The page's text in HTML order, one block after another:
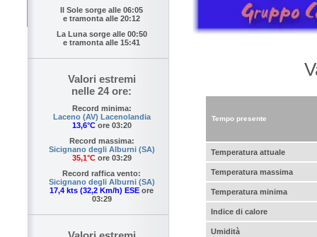
Il Sole sorge alle 06:05
e tramonta alle 20:12
La Luna sorge alle 00:50
e tramonta alle 15:41
Valori estremi
nelle 24 ore:
Record minima:
Laceno (AV) Lacenolandia
13,6°Core 03:20
Record massima:
Sicignano degli Alburni (SA)
35,1°Core 03:29
Record raffica vento:
Sicignano degli Alburni (SA)
17,4 kts (32,2 Km/h) ESE ore
03:29
Tempo presente
Temperatura attuale
Temperatura massima
Temperatura minima
Indice di calore
Umidità